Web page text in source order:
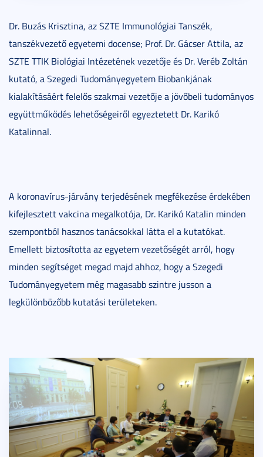
Dr. Buzás Krisztina, az SZTE Immunológiai Tanszék,
tanszékvezető egyetemi docense; Prof. Dr. Gácser Attila, az
SZTE TTIK Biológiai Intézetének vezetője és Dr. Veréb Zoltán
kutató, a Szegedi Tudományegyetem Biobankjának
kialakításáért felelős szakmai vezetője a jövőbeli tudományos
együttműködés lehetőségeiről egyeztetett Dr. Karikó
Katalinnal.
A koronavírus-járvány terjedésének megfékezése érdekében
kifejlesztett vakcina megalkotója, Dr. Karikó Katalin minden
szempontból hasznos tanácsokkal látta el a kutatókat.
Emellett biztosította az egyetem vezetőségét arról, hogy
minden segítséget megad majd ahhoz, hogy a Szegedi
Tudományegyetem még magasabb szintre jusson a
legkülönbözőbb kutatási területeken.